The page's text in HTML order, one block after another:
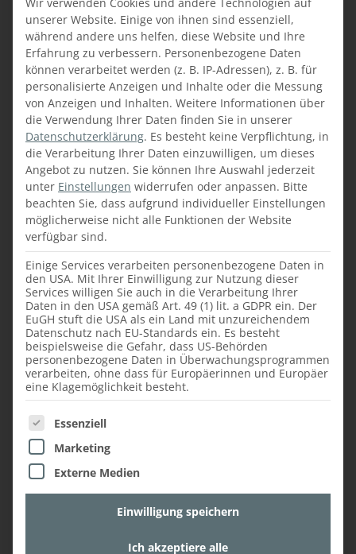
Highlight dieses Bereichs ist die Wand, die
mit dekorativen „Holzscheitln“ hinter Glas
designt wurde - entlang der Wand befindet
sich eine Bank in Eiche massiv, die mit
dekorativen Zierkissen bestückt wurde und
zum Verweilen einlädt.
Der Innenraum des Lokals wurde zum einen
Teil mit Massivholzbrettern und zum
anderen Teil mit weißen Decken gefertigt
und mit dekorativen Leuchten bestückt. Die
Wand hinter dem Schrank wurde wie beim
Laden mit Ziegelsteinen gebaut und darauf
befinden sich die Gläserregale.
des Lokals die Hochbank mit Tisch, denn hier
Wir verwenden Cookies und andere Technologien auf
unserer Website. Einige von ihnen sind essenziell,
während andere uns helfen, diese Website und Ihre
Erfahrung zu verbessern. Personenbezogene Daten
können verarbeitet werden (z. B. IP-Adressen), z. B. für
personalisierte Anzeigen und Inhalte oder die Messung
von Anzeigen und Inhalten. Weitere Informationen über
die Verwendung Ihrer Daten finden Sie in unserer
Datenschutzerklärung. Es besteht keine Verpflichtung, in
die Verarbeitung Ihrer Daten einzuwilligen, um dieses
Angebot zu nutzen. Sie können Ihre Auswahl jederzeit
unter Einstellungen widerrufen oder anpassen. Bitte
beachten Sie, dass aufgrund individueller Einstellungen
möglicherweise nicht alle Funktionen der Website
verfügbar sind.
Einige Services verarbeiten personenbezogene Daten in
den USA. Mit Ihrer Einwilligung zur Nutzung dieser
Services willigen Sie auch in die Verarbeitung Ihrer
Daten in den USA gemäß Art. 49 (1) lit. a GDPR ein. Der
EuGH stuft die USA als ein Land mit unzureichendem
Datenschutz nach EU-Standards ein. Es besteht
beispielsweise die Gefahr, dass US-Behörden
personenbezogene Daten in Überwachungsprogrammen
verarbeiten, ohne dass für Europäerinnen und Europäer
eine Klagemöglichkeit besteht.
Es folgt eine Liste der Service-Gruppen, für die
Essenziell
Marketing
Externe Medien
Einwilligung speichern
Ich akzeptiere alle